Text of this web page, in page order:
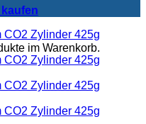
im Warenkorb.